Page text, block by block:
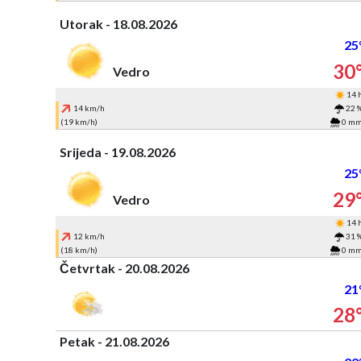
Utorak - 18.08.2026
Vedro
14 h
14 km/h
22
(19 km/h)
0 mm
Srijeda - 19.08.2026
Vedro
14 h
12 km/h
31
(18 km/h)
0 mm
Četvrtak - 20.08.2026
Petak - 21.08.2026